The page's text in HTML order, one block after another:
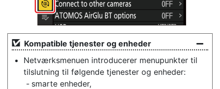
Kompatible tjenester og enheder
Netværksmenuen introducerer menupunkter til
tilslutning til følgende tjenester og enheder:
smarte enheder,